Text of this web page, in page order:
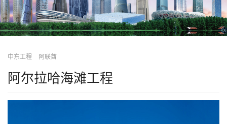
中东工程 阿联酋
阿尔拉哈海滩工程